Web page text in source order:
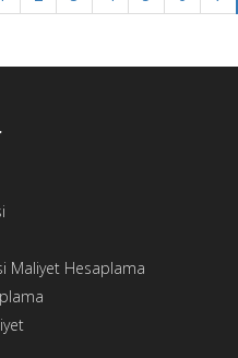
Maliyet Hesaplama